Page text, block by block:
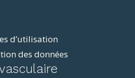
d’utilisation
des données